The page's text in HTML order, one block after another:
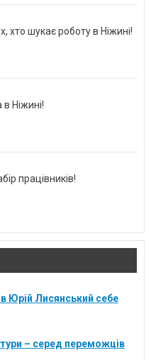
хто шукає роботу в Ніжині!
Ніжині!
працівників!
Юрій Лисянський себе
– серед переможців